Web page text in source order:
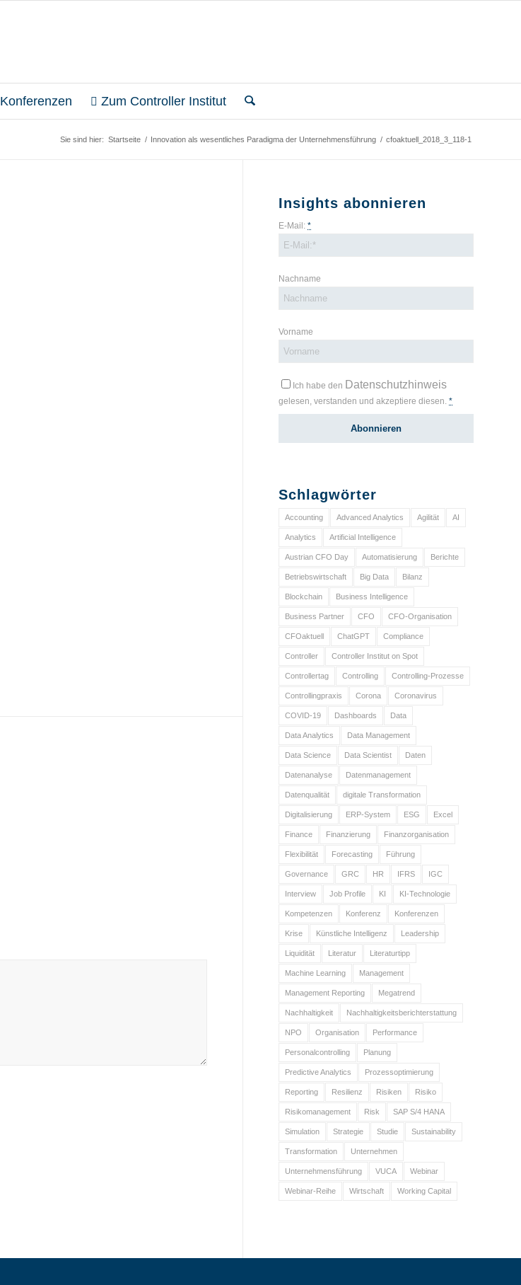
Konferenzen Zum Controller Institut
Sie sind hier: Startseite / Innovation als wesentliches Paradigma der Unternehmensführung / cfoaktuell_2018_3_118-1
Insights abonnieren
E-Mail:*
Nachname
Vorname
Ich habe den Datenschutzhinweis
gelesen, verstanden und akzeptiere diesen.*
Schlagwörter
Accounting Advanced Analytics Agilität AI
Analytics Artificial Intelligence
Austrian CFO Day Automatisierung Berichte
Betriebswirtschaft Big Data Bilanz
Blockchain Business Intelligence
Business Partner CFO CFO-Organisation
CFOaktuell ChatGPT Compliance
Controller Controller Institut on Spot
Controllertag Controlling Controlling-Prozesse
Controllingpraxis Corona Coronavirus
COVID-19 Dashboards Data
Data Analytics Data Management
Data Science Data Scientist Daten
Datenanalyse Datenmanagement
Datenqualität digitale Transformation
Digitalisierung ERP-System ESG Excel
Finance Finanzierung Finanzorganisation
Flexibilität Forecasting Führung
Governance GRC HR IFRS IGC
Interview Job Profile KI KI-Technologie
Kompetenzen Konferenz Konferenzen
Krise Künstliche Intelligenz Leadership
Liquidität Literatur Literaturtipp
Machine Learning Management
Management Reporting Megatrend
Nachhaltigkeit Nachhaltigkeitsberichterstattung
NPO Organisation Performance
Personalcontrolling Planung
Predictive Analytics Prozessoptimierung
Reporting Resilienz Risiken Risiko
Risikomanagement Risk SAP S/4 HANA
Simulation Strategie Studie Sustainability
Transformation Unternehmen
Unternehmensführung VUCA Webinar
Webinar-Reihe Wirtschaft Working Capital